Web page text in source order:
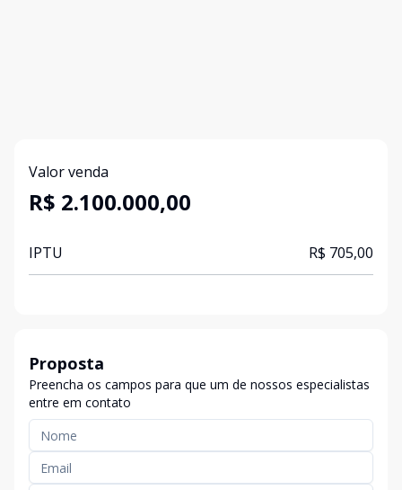
Valor venda
R$ 2.100.000,00
IPTU R$ 705,00
Proposta
Preencha os campos para que um de nossos especialistas
entre em contato